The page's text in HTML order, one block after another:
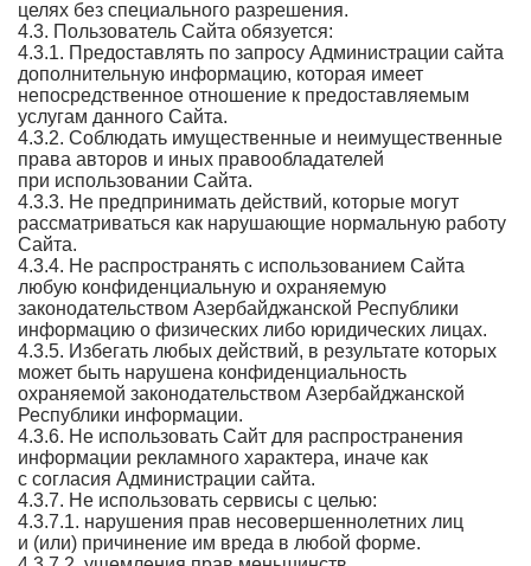
целях без специального разрешения.
4.3. Пользователь Сайта обязуется:
4.3.1. Предоставлять по запросу Администрации сайта
дополнительную информацию, которая имеет
непосредственное отношение к предоставляемым
услугам данного Сайта.
4.3.2. Соблюдать имущественные и неимущественные
права авторов и иных правообладателей
при использовании Сайта.
4.3.3. Не предпринимать действий, которые могут
рассматриваться как нарушающие нормальную работу
Сайта.
4.3.4. Не распространять с использованием Сайта
любую конфиденциальную и охраняемую
законодательством Азербайджанской Республики
информацию о физических либо юридических лицах.
4.3.5. Избегать любых действий, в результате которых
может быть нарушена конфиденциальность
охраняемой законодательством Азербайджанской
Республики информации.
4.3.6. Не использовать Сайт для распространения
информации рекламного характера, иначе как
с согласия Администрации сайта.
4.3.7. Не использовать сервисы с целью:
4.3.7.1. нарушения прав несовершеннолетних лиц
и (или) причинение им вреда в любой форме.